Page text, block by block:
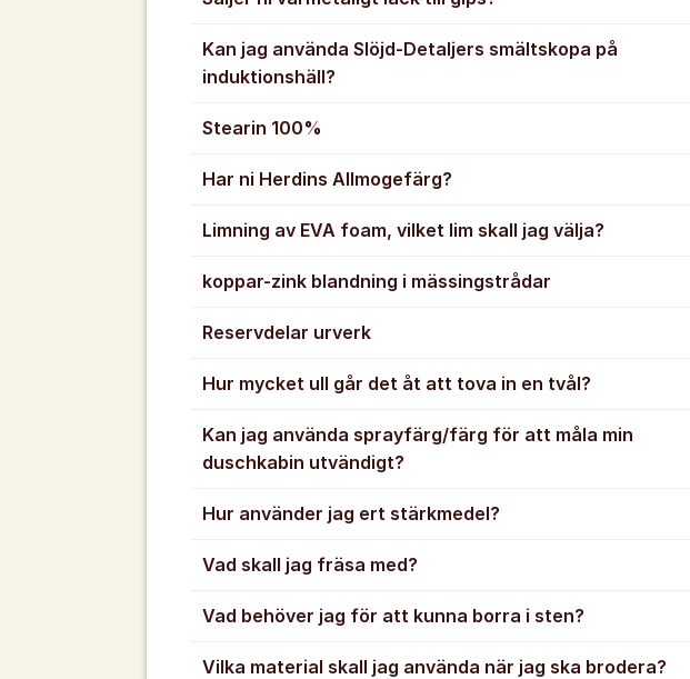
Kan jag använda Slöjd-Detaljers smältskopa på
induktionshäll?
Stearin 100%
Har ni Herdins Allmogefärg?
Limning av EVA foam, vilket lim skall jag välja?
koppar-zink blandning i mässingstrådar
Reservdelar urverk
Hur mycket ull går det åt att tova in en tvål?
Kan jag använda sprayfärg/färg för att måla min
duschkabin utvändigt?
Hur använder jag ert stärkmedel?
Vad skall jag fräsa med?
Vad behöver jag för att kunna borra i sten?
Vilka material skall jag använda när jag ska brodera?